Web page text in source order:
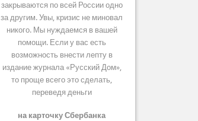
закрываются по всей России одно
за другим. Увы, кризис не миновал
никого. Мы нуждаемся в вашей
помощи. Если у вас есть
возможность внести лепту в
издание журнала «Русский Дом»,
то проще всего это сделать,
переведя деньги
на карточку Сбербанка